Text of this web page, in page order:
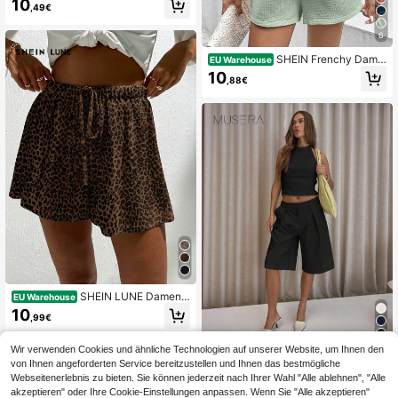
tischer Mode Schwarz Sommer, Sc
10 ,49€
EU Warehouse SHEIN LUNE Damen
Casual bedruckte Shorts, geeignet f
ür Frühling und Sommer
10 ,99€
6
EU Warehouse SHEIN Frenchy Dame
n Urlaubs- und Freizeitshorts mit ga
nzflächigem Muster und Bindegürte
10 ,88€
MUSERA
EU Warehouse
MUSERA Plissierte ge
Wir verwenden Cookies und ähnliche Technologien auf unserer Website, um Ihnen den
von Ihnen angeforderten Service bereitzustellen und Ihnen das bestmögliche
Webseitenerlebnis zu bieten. Sie können jederzeit nach Ihrer Wahl "Alle ablehnen", "Alle
akzeptieren" oder Ihre Cookie-Einstellungen anpassen. Wenn Sie "Alle akzeptieren"